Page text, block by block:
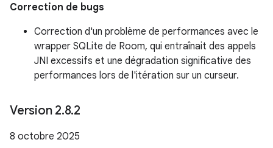
Correction de bugs
Correction d'un problème de performances avec le
wrapper SQLite de Room, qui entraînait des appels
JNI excessifs et une dégradation significative des
performances lors de l'itération sur un curseur.
Version 2.8.2
8 octobre 2025